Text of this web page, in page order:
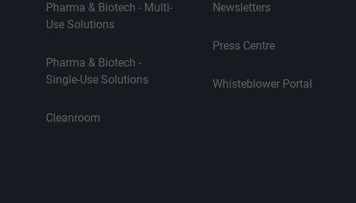
Pharma & Biotech - Multi-
Use Solutions
Pharma & Biotech -
Single-Use Solutions
Cleanroom
Newsletters
Press Centre
Whisteblower Portal